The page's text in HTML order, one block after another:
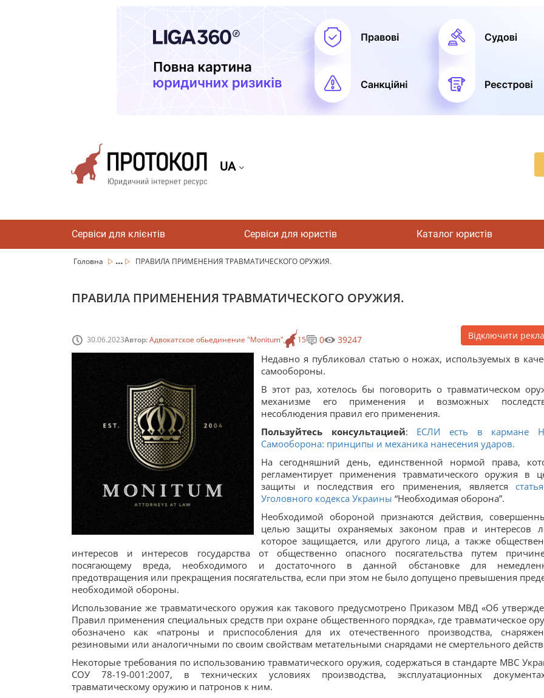
UA
Сервіси для клієнтів Сервіси для юристів Каталог юристів
Головна ... ПРАВИЛА ПРИМЕНЕНИЯ ТРАВМАТИЧЕСКОГО ОРУЖИЯ.
ПРАВИЛА ПРИМЕНЕНИЯ ТРАВМАТИЧЕСКОГО ОРУЖИЯ.
30.06.2023Автор:Адвокатское обьединение "Monitum" 15 0 39247 Відключити
Недавно я публиковал статью о ножах, используемых в
самообороны.
В этот раз, хотелось бы поговорить о травматическом
механизме его применения и возможных
несоблюдения правил его применения.
Пользуйтесь консультацией: ЕСЛИ есть в кармане
Самооборона: принципы и механика нанесения ударов.
На сегодняшний день, единственной нормой права,
регламентирует применения травматического оружия в
защиты и последствия его применения, является
Уголовного кодекса Украины “Необходимая оборона”.
Необходимой обороной признаются действия,
целью защиты охраняемых законом прав и интересов
которое защищается, или другого лица, а также
интересов и интересов государства от общественно опасного посягательства путем
посягающему вреда, необходимого и достаточного в данной обстановке для
предотвращения или прекращения посягательства, если при этом не было допущено превышения
необходимой обороны.
Использование же травматического оружия как такового предусмотрено Приказом МВД «Об
Правил применения специальных средств при охране общественного порядка», где травматическое
обозначено как «патроны и приспособления для их отечественного производства,
резиновыми или аналогичными по своим свойствам метательными снарядами не смертельного
Некоторые требования по использованию травматического оружия, содержаться в стандарте МВС
СОУ 78-19-001:2007, в технических условиях производства, эксплуатационных
травматическому оружию и патронов к ним.